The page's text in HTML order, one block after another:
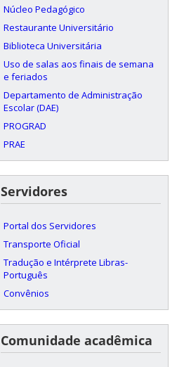
Núcleo Pedagógico
Restaurante Universitário
Biblioteca Universitária
Uso de salas aos finais de semana
e feriados
Departamento de Administração
Escolar (DAE)
PROGRAD
PRAE
Servidores
Portal dos Servidores
Transporte Oficial
Tradução e Intérprete Libras-
Português
Convênios
Comunidade acadêmica